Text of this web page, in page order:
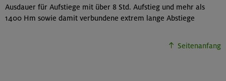
Ausdauer für Aufstiege mit über 8 Std. Aufstieg und mehr als
1400 Hm sowie damit verbundene extrem lange Abstiege
Seitenanfang